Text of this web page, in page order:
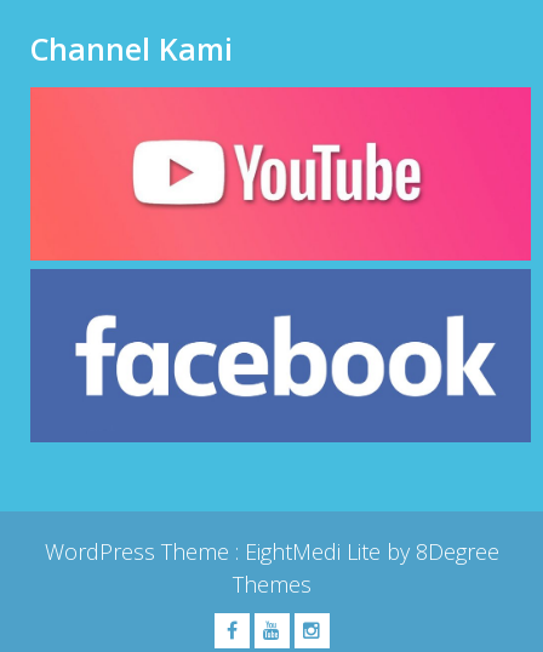
Channel Kami
WordPress Theme : EightMedi Lite by 8Degree
Themes